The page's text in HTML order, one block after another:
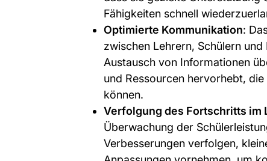
Fähigkeiten schnell
Optimierte Kommunikation:
zwischen Lehrern, Schülern
Austausch von Informationen
und Ressourcen hervorhebt,
können.
Verfolgung des Fortschritts im
Überwachung der
Verbesserungen verfolgen,